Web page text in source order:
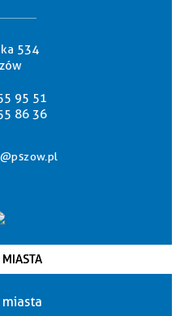
534
95 51
86 36
miasta